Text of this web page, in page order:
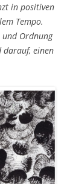
in positiven
Tempo.
Ordnung
darauf, einen